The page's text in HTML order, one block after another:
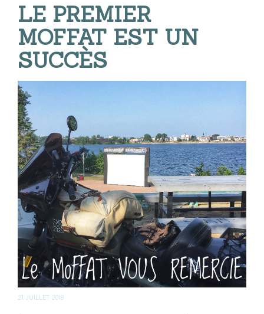
LE PREMIER
MOFFAT EST UN
SUCCÈS
21 JUILLET 2018